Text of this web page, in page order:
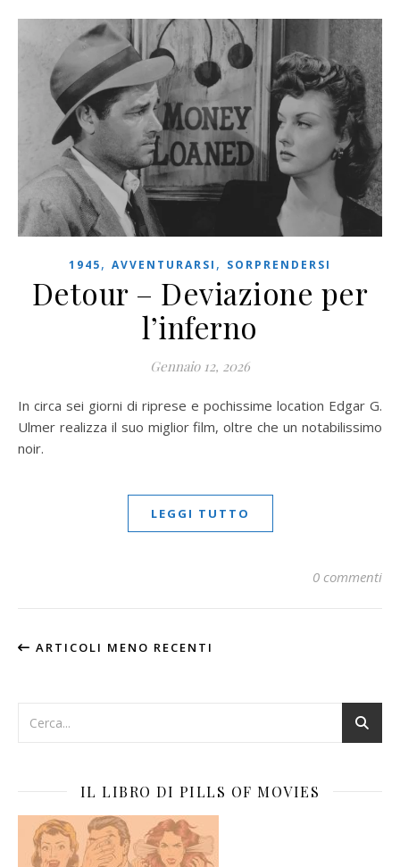
1945, AVVENTURARSI , SORPRENDERSI
Detour – Deviazione per
l’inferno
Gennaio 12, 2026
In circa sei giorni di riprese e pochissime location Edgar G.
Ulmer realizza il suo miglior film, oltre che un notabilissimo
noir.
LEGGI TUTTO
0 commenti
ARTICOLI MENO RECENTI
IL LIBRO DI PILLS OF MOVIES